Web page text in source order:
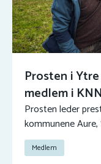
Prosten i
medlem i
Prosten leder
kommunene
Medlem